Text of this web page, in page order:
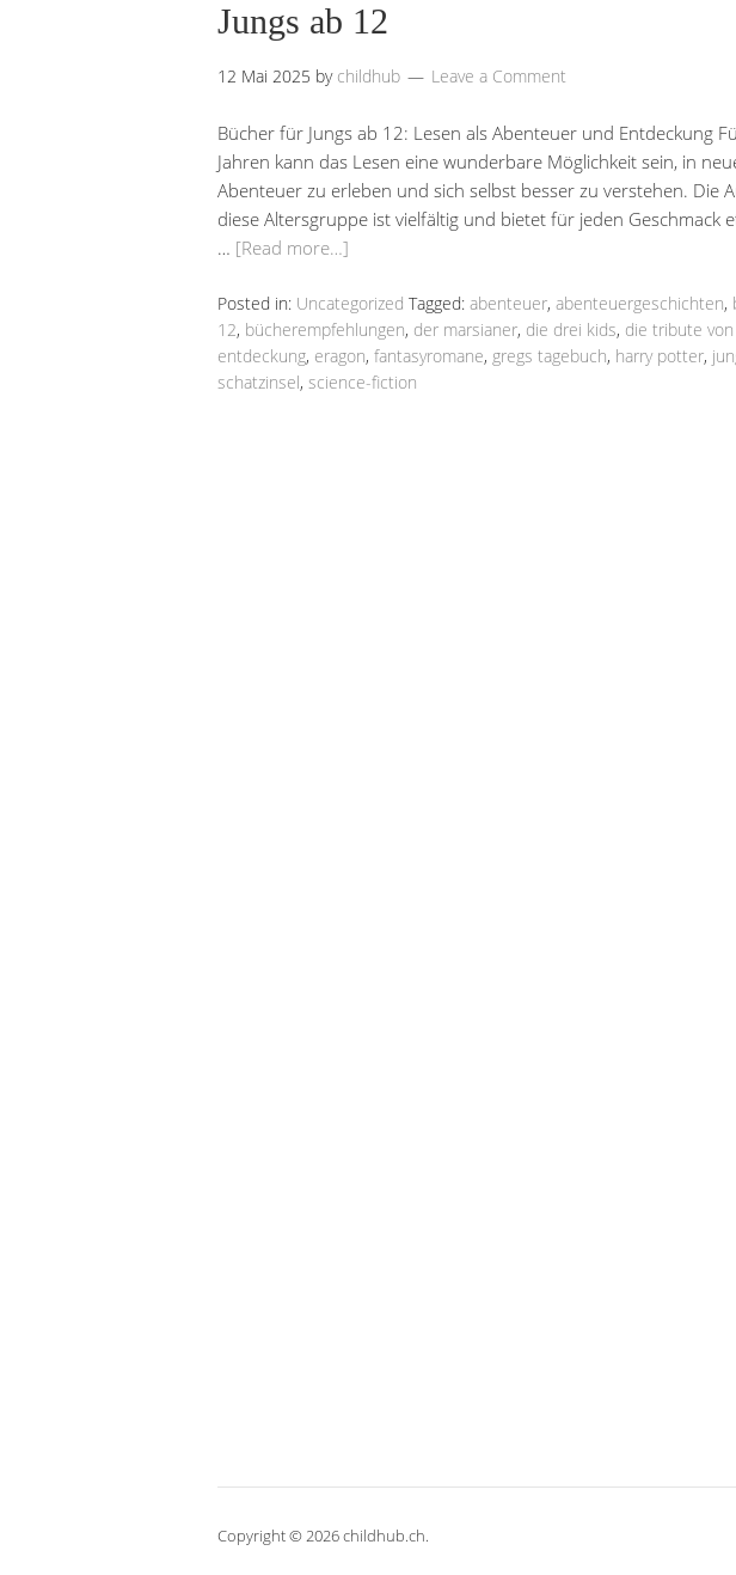
Jungs ab 12
12 Mai 2025 by childhub Leave a Comment
Bücher für Jungs ab 12: Lesen als Abenteuer und Entdeckung
Jahren kann das Lesen eine wunderbare Möglichkeit sein, in
Abenteuer zu erleben und sich selbst besser zu verstehen. Die
diese Altersgruppe ist vielfältig und bietet für jeden Geschmack
… [Read more…]
Posted in: Uncategorized Tagged: abenteuer, abenteuergeschichten,
12, bücherempfehlungen, der marsianer, die drei kids, die tribute
entdeckung, eragon, fantasyromane, gregs tagebuch, harry potter,
schatzinsel, science-fiction
Copyright © 2026 childhub.ch.